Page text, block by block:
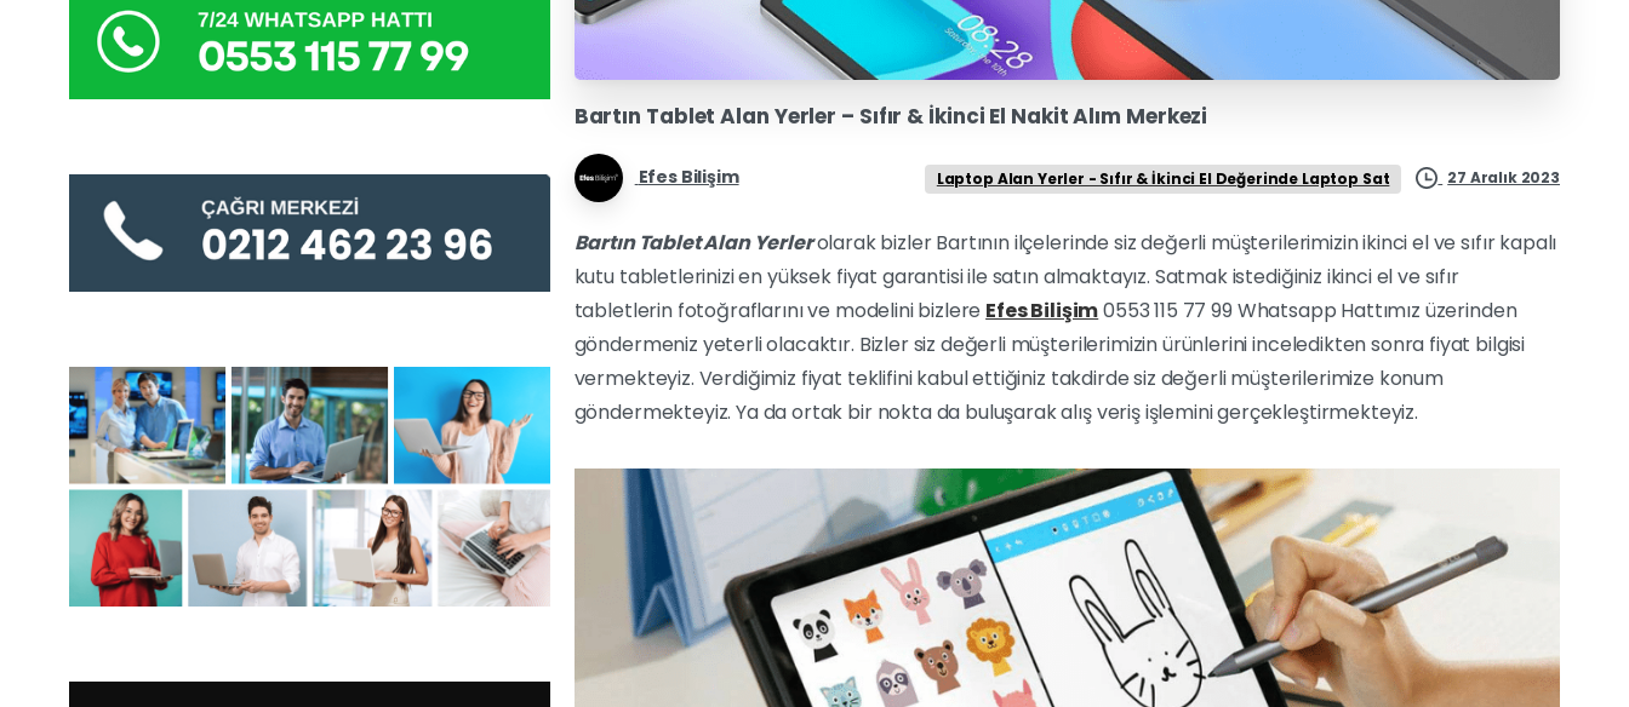
Bartın Tablet Alan Yerler – Sıfır & İkinci El Nakit Alım Merkezi
Efes Bilişim Laptop Alan Yerler - Sıfır & İkinci El Değerinde Laptop Sat 27 Aralık 2023
Bartın Tablet Alan Yerlerolarak bizler Bartının ilçelerinde siz değerli müşterilerimizin ikinci el ve sıfır kapalı
kutu tabletlerinizi en yüksek fiyat garantisi ile satın almaktayız. Satmak istediğiniz ikinci el ve sıfır
tabletlerin fotoğraflarını ve modelini bizlere Efes Bilişim0553 115 77 99 Whatsapp Hattımız üzerinden
göndermeniz yeterli olacaktır. Bizler siz değerli müşterilerimizin ürünlerini inceledikten sonra fiyat bilgisi
vermekteyiz. Verdiğimiz fiyat teklifini kabul ettiğiniz takdirde siz değerli müşterilerimize konum
göndermekteyiz. Ya da ortak bir nokta da buluşarak alış veriş işlemini gerçekleştirmekteyiz.